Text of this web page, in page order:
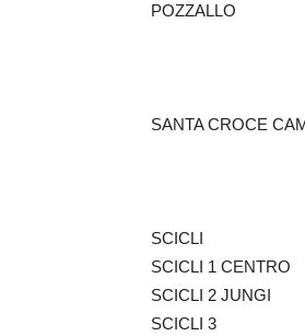
POZZALLO
SANTA
SCICLI
SCICLI 1
SCICLI 2
SCICLI 3